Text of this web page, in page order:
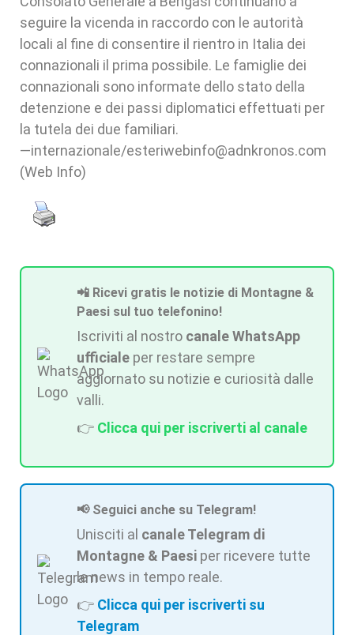
seguire la vicenda in raccordo con le autorità
locali al fine di consentire il rientro in Italia dei
connazionali il prima possibile. Le famiglie dei
connazionali sono informate dello stato della
detenzione e dei passi diplomatici effettuati per
la tutela dei due familiari.
—internazionale/esteriwebinfo@adnkronos.com
(Web Info)
📲 Ricevi gratis le notizie di Montagne &
Paesi sul tuo telefonino!
Iscriviti al nostro canale WhatsApp
ufficiale per restare sempre
aggiornato su notizie e curiosità dalle
valli.
👉 Clicca qui per iscriverti al canale
📢 Seguici anche su Telegram!
Unisciti al canale Telegram di
Montagne & Paesi per ricevere tutte
le news in tempo reale.
👉 Clicca qui per iscriverti su
Telegram